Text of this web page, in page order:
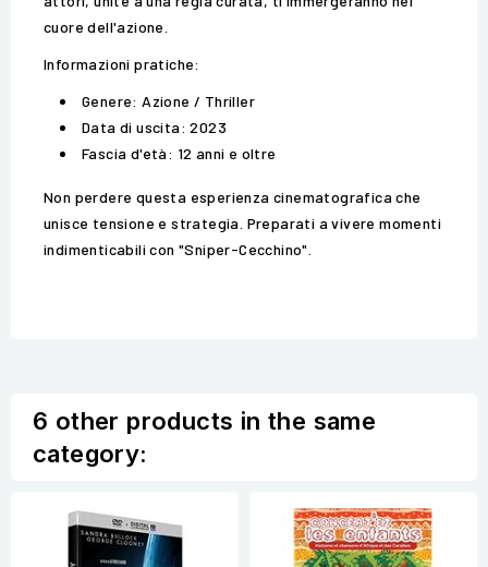
cuore dell'azione.
Informazioni pratiche:
Genere: Azione / Thriller
Data di uscita: 2023
Fascia d'età: 12 anni e oltre
Non perdere questa esperienza cinematografica che
unisce tensione e strategia. Preparati a vivere momenti
indimenticabili con "Sniper-Cecchino".
6 other products in the same
category: